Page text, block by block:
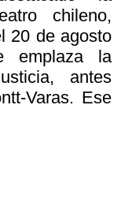
chileno,
20 de agosto
emplaza la
antes
Varas. Ese